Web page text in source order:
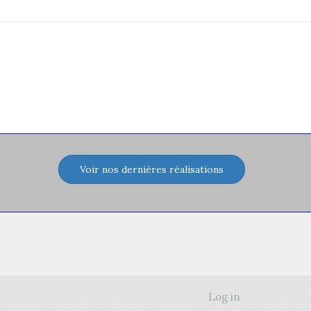
Voir nos dernières réalisations
Log in